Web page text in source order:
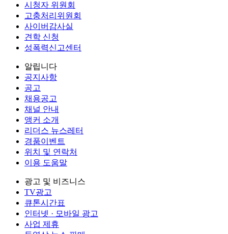
시청자 위원회
고충처리위원회
사이버감사실
견학 신청
성폭력신고센터
알립니다
공지사항
공고
채용공고
채널 안내
앵커 소개
리더스 뉴스레터
경품이벤트
위치 및 연락처
이용 도움말
광고 및 비즈니스
TV광고
큐톤시간표
인터넷 · 모바일 광고
사업 제휴